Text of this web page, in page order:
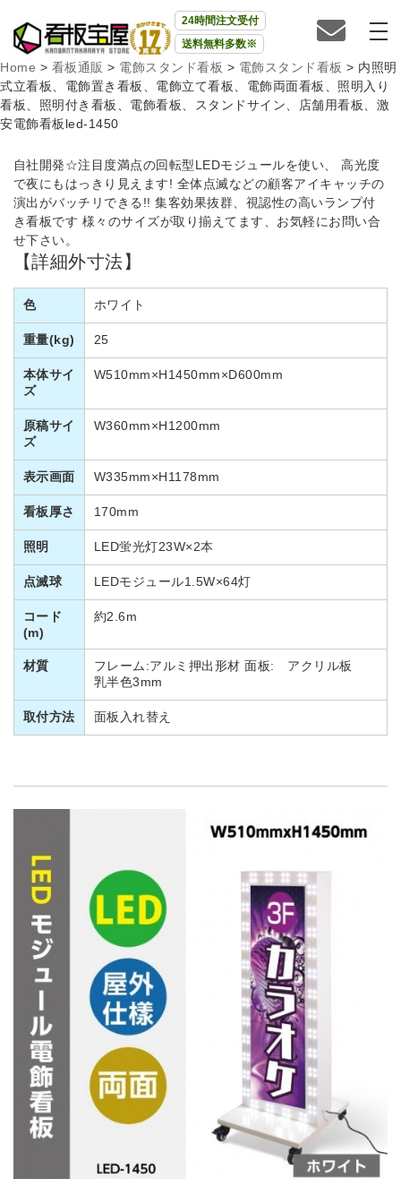
24時間注文受付
送料無料多数※
Home > 看板通販 > 電飾スタンド看板 > 電飾スタンド看板 > 内照明
式立看板、電飾置き看板、電飾立て看板、電飾両面看板、照明入り
看板、照明付き看板、電飾看板、スタンドサイン、店舗用看板、激
安電飾看板led-1450
自社開発☆注目度満点の回転型LEDモジュールを使い、 高光度
で夜にもはっきり見えます! 全体点滅などの顧客アイキャッチの
演出がバッチリできる!! 集客効果抜群、視認性の高いランプ付
き看板です 様々のサイズが取り揃えてます、お気軽にお問い合
せ下さい。
【詳細外寸法】
色 ホワイト
重量(kg) 25
本体サイ
ズ
W510mm×H1450mm×D600mm
原稿サイ
ズ
W360mm×H1200mm
表示画面 W335mm×H1178mm
看板厚さ 170mm
照明 LED蛍光灯23W×2本
点滅球 LEDモジュール1.5W×64灯
コード
(m)
約2.6m
材質
フレーム:アルミ押出形材 面板: アクリル板
乳半色3mm
取付方法 面板入れ替え